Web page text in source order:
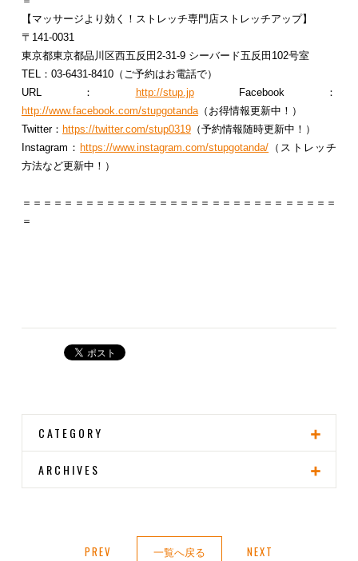
【マッサージより効く！ストレッチ専門店ストレッチアップ】
〒141-0031
東京都東京都品川区西五反田2-31-9 シーバード五反田102号室
TEL：03-6431-8410（ご予約はお電話で）
URL：
http://stup.jpFacebook：
http://www.facebook.com/stupgotanda（お得情報更新中！）
Twitter： https://twitter.com/stup0319（予約情報随時更新中！）
Instagram： https://www.instagram.com/stupgotanda/ （ストレッチ
方法など更新中！）
＝＝＝＝＝＝＝＝＝＝＝＝＝＝＝＝＝＝＝＝＝＝＝＝＝＝＝＝＝＝
＝
CATEGORY
ARCHIVES
PREV 一覧へ戻る NEXT